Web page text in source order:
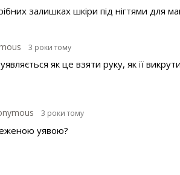
залишках шкіри під нігтями для
3 роки тому
як це взяти руку, як її
3 роки тому
уявою?